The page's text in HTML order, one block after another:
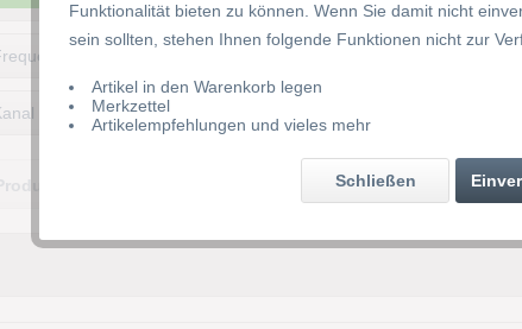
40.685 MHz
von 46,00 €bis
Funktionalität bieten zu können. Wenn Sie damit nicht
sein sollten, stehen Ihnen folgende Funktionen nicht zur
Artikel in den Warenkorb legen
Merkzettel
Artikelempfehlungen und vieles mehr
Schließen